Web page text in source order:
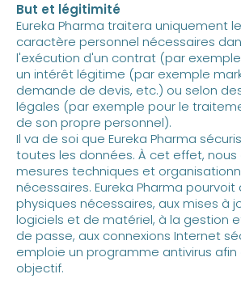
But et légitimité
Eureka Pharma traitera uniquement
caractère personnel nécessaires
l'exécution d'un contrat (par
un intérêt légitime (par exemple
demande de devis, etc.) ou selon
légales (par exemple pour le
de son propre personnel).
Il va de soi que Eureka Pharma
toutes les données. À cet effet, nous
mesures techniques et
nécessaires. Eureka Pharma
physiques nécessaires, aux mises à
logiciels et de matériel, à la gestion
de passe, aux connexions Internet
emploie un programme antivirus
objectif.